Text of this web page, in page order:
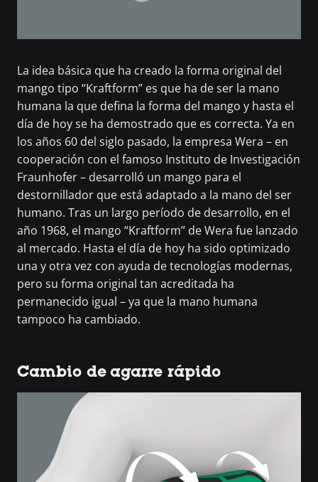
La idea básica que ha creado la forma original del
mango tipo “Kraftform” es que ha de ser la mano
humana la que defina la forma del mango y hasta el
día de hoy se ha demostrado que es correcta. Ya en
los años 60 del siglo pasado, la empresa Wera – en
cooperación con el famoso Instituto de Investigación
Fraunhofer – desarrolló un mango para el
destornillador que está adaptado a la mano del ser
humano. Tras un largo período de desarrollo, en el
año 1968, el mango “Kraftform” de Wera fue lanzado
al mercado. Hasta el día de hoy ha sido optimizado
una y otra vez con ayuda de tecnologías modernas,
pero su forma original tan acreditada ha
permanecido igual – ya que la mano humana
tampoco ha cambiado.
Cambio de agarre rápido